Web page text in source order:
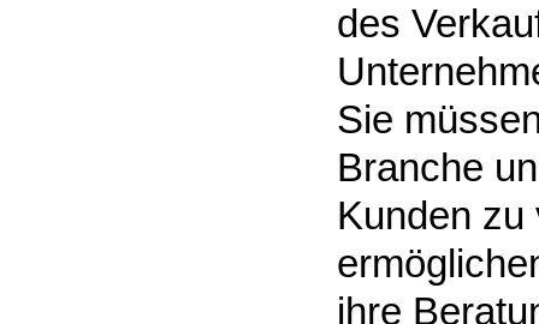
des
Sie
Branche
Kunden zu
ihre